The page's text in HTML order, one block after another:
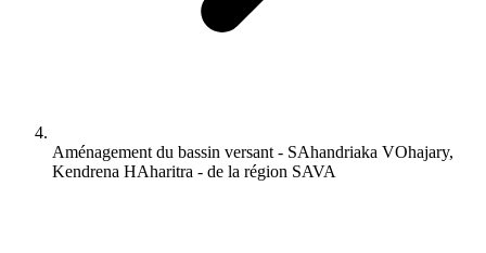
Aménagement du bassin versant - SAhandriaka VOhajary,
Kendrena HAharitra - de la région SAVA